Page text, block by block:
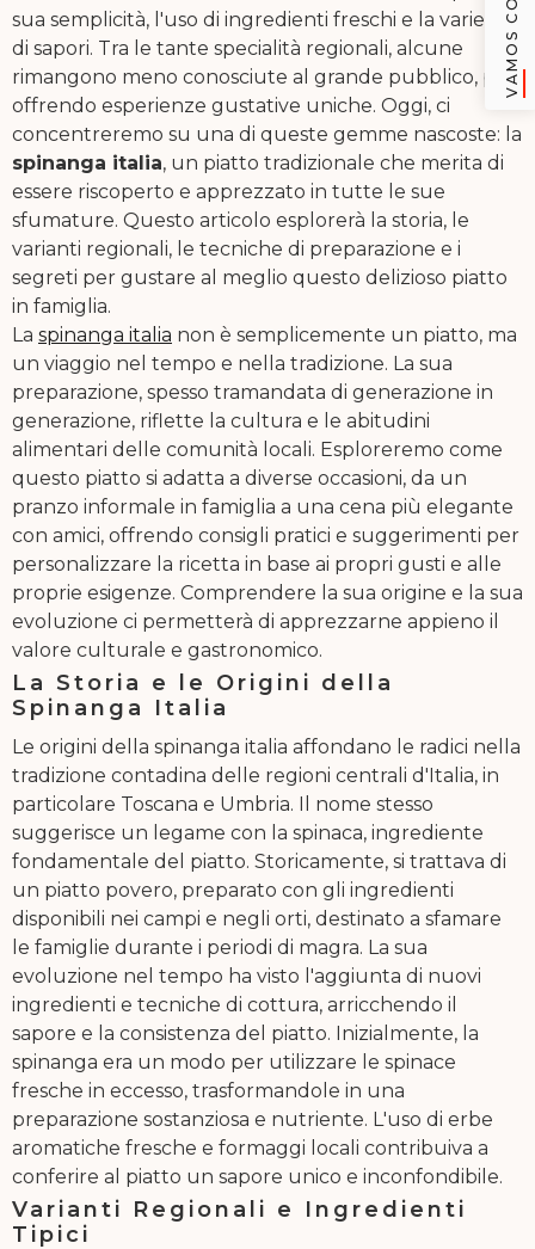
sua semplicità, l'uso di ingredienti freschi e la varietà
di sapori. Tra le tante specialità regionali, alcune
rimangono meno conosciute al grande pubblico, pur
offrendo esperienze gustative uniche. Oggi, ci
concentreremo su una di queste gemme nascoste: la
spinanga italia, un piatto tradizionale che merita di
essere riscoperto e apprezzato in tutte le sue
sfumature. Questo articolo esplorerà la storia, le
varianti regionali, le tecniche di preparazione e i
segreti per gustare al meglio questo delizioso piatto
in famiglia.
La spinanga italia non è semplicemente un piatto, ma
un viaggio nel tempo e nella tradizione. La sua
preparazione, spesso tramandata di generazione in
generazione, riflette la cultura e le abitudini
alimentari delle comunità locali. Esploreremo come
questo piatto si adatta a diverse occasioni, da un
pranzo informale in famiglia a una cena più elegante
con amici, offrendo consigli pratici e suggerimenti per
personalizzare la ricetta in base ai propri gusti e alle
proprie esigenze. Comprendere la sua origine e la sua
evoluzione ci permetterà di apprezzarne appieno il
valore culturale e gastronomico.
La Storia e le Origini della
Spinanga Italia
Le origini della spinanga italia affondano le radici nella
tradizione contadina delle regioni centrali d'Italia, in
particolare Toscana e Umbria. Il nome stesso
suggerisce un legame con la spinaca, ingrediente
fondamentale del piatto. Storicamente, si trattava di
un piatto povero, preparato con gli ingredienti
disponibili nei campi e negli orti, destinato a sfamare
le famiglie durante i periodi di magra. La sua
evoluzione nel tempo ha visto l'aggiunta di nuovi
ingredienti e tecniche di cottura, arricchendo il
sapore e la consistenza del piatto. Inizialmente, la
spinanga era un modo per utilizzare le spinace
fresche in eccesso, trasformandole in una
preparazione sostanziosa e nutriente. L'uso di erbe
aromatiche fresche e formaggi locali contribuiva a
conferire al piatto un sapore unico e inconfondibile.
Varianti Regionali e Ingredienti
Tipici